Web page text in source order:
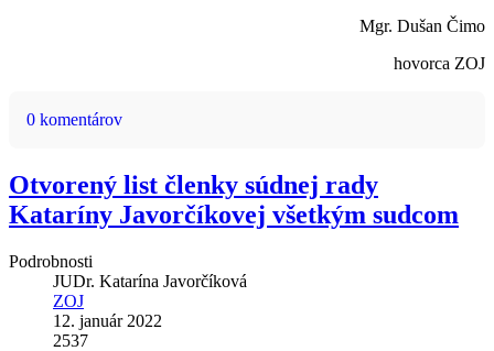
Mgr. Dušan Čimo
hovorca ZOJ
0 komentárov
Otvorený list členky súdnej rady
Kataríny Javorčíkovej všetkým sudcom
Podrobnosti
JUDr. Katarína Javorčíková
ZOJ
12. január 2022
2537